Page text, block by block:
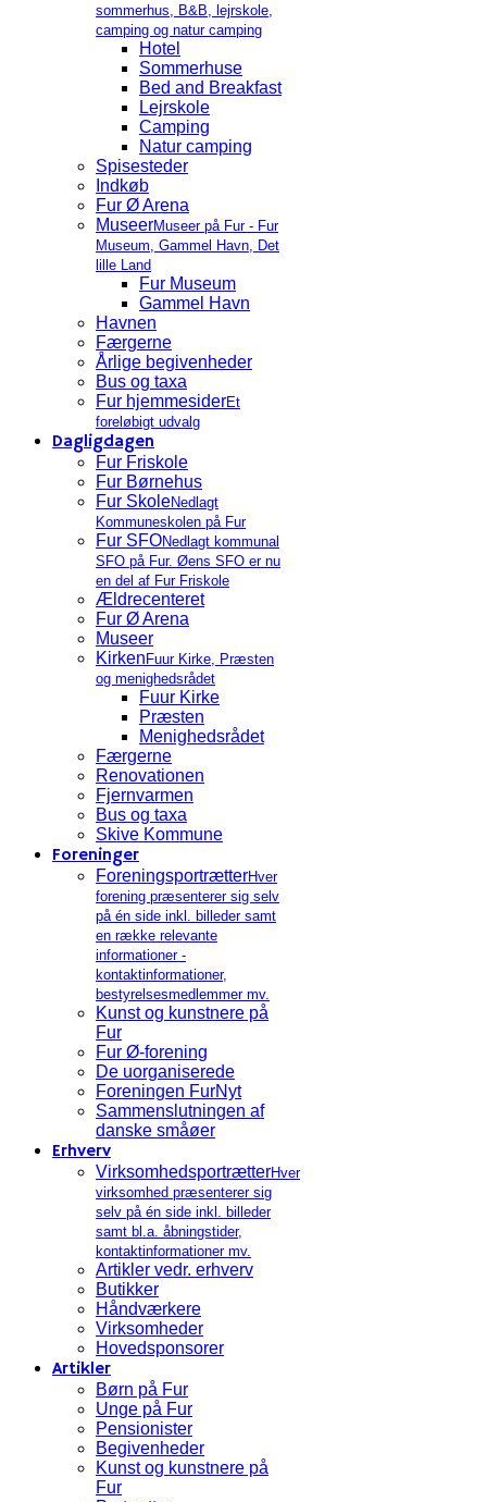
sommerhus, B&B, lejrskole,
camping og natur camping
Hotel
Sommerhuse
Bed and Breakfast
Lejrskole
Camping
Natur camping
Spisesteder
Indkøb
Fur Ø Arena
MuseerMuseer på Fur - Fur
Museum, Gammel Havn, Det
lille Land
Fur Museum
Gammel Havn
Havnen
Færgerne
Årlige begivenheder
Bus og taxa
Fur hjemmesiderEt
foreløbigt udvalg
Dagligdagen
Fur Friskole
Fur Børnehus
Fur SkoleNedlagt
Kommuneskolen på Fur
Fur SFONedlagt kommunal
SFO på Fur. Øens SFO er nu
en del af Fur Friskole
Ældrecenteret
Fur Ø Arena
Museer
Kirken Fuur Kirke, Præsten
og menighedsrådet
Fuur Kirke
Præsten
Menighedsrådet
Færgerne
Renovationen
Fjernvarmen
Bus og taxa
Skive Kommune
Foreninger
ForeningsportrætterHver
forening præsenterer sig selv
på én side inkl. billeder samt
en række relevante
informationer -
kontaktinformationer,
bestyrelsesmedlemmer mv.
Kunst og kunstnere på
Fur
Fur Ø-forening
De uorganiserede
Foreningen FurNyt
Sammenslutningen af
danske småøer
Erhverv
VirksomhedsportrætterHver
virksomhed præsenterer sig
selv på én side inkl. billeder
samt bl.a. åbningstider,
kontaktinformationer mv.
Artikler vedr. erhverv
Butikker
Håndværkere
Virksomheder
Hovedsponsorer
Artikler
Børn på Fur
Unge på Fur
Pensionister
Begivenheder
Kunst og kunstnere på
Fur